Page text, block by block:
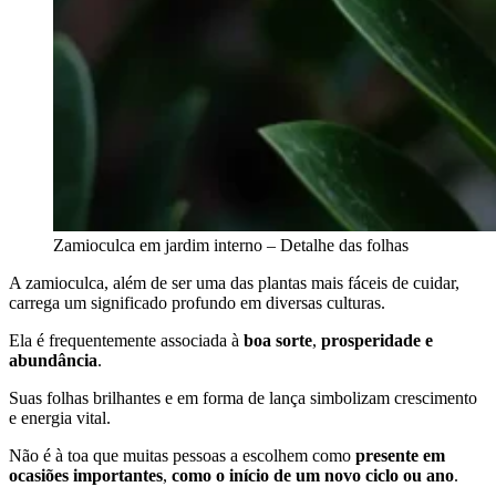
Zamioculca em jardim interno – Detalhe das folhas
A zamioculca, além de ser uma das plantas mais fáceis de cuidar,
carrega um significado profundo em diversas culturas.
Ela é frequentemente associada à boa sorte, prosperidade e
abundância.
Suas folhas brilhantes e em forma de lança simbolizam crescimento
e energia vital.
Não é à toa que muitas pessoas a escolhem como presente em
ocasiões importantes, como o início de um novo ciclo ou ano.